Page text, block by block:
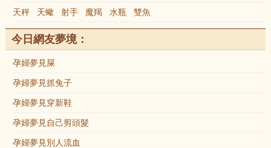
天秤 天蠍 射手 魔羯 水瓶 雙魚
今日網友夢境：
孕婦夢見屎
孕婦夢見抓兔子
孕婦夢見穿新鞋
孕婦夢見自己剪頭髮
孕婦夢見別人流血